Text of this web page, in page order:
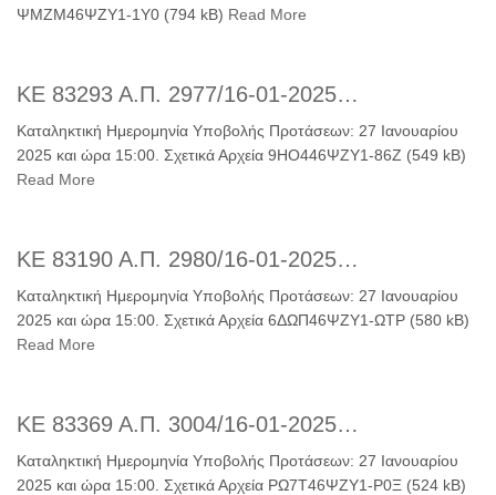
ΨΜΖΜ46ΨΖΥ1-1Υ0 (794 kB) Read More
ΚΕ 83293 Α.Π. 2977/16-01-2025…
Καταληκτική Ημερομηνία Υποβολής Προτάσεων: 27 Ιανουαρίου
2025 και ώρα 15:00. Σχετικά Αρχεία 9ΗΟ446ΨΖΥ1-86Ζ (549 kB)
Read More
ΚΕ 83190 Α.Π. 2980/16-01-2025…
Καταληκτική Ημερομηνία Υποβολής Προτάσεων: 27 Ιανουαρίου
2025 και ώρα 15:00. Σχετικά Αρχεία 6ΔΩΠ46ΨΖΥ1-ΩΤΡ (580 kB)
Read More
ΚΕ 83369 Α.Π. 3004/16-01-2025…
Καταληκτική Ημερομηνία Υποβολής Προτάσεων: 27 Ιανουαρίου
2025 και ώρα 15:00. Σχετικά Αρχεία ΡΩ7Τ46ΨΖΥ1-Ρ0Ξ (524 kB)